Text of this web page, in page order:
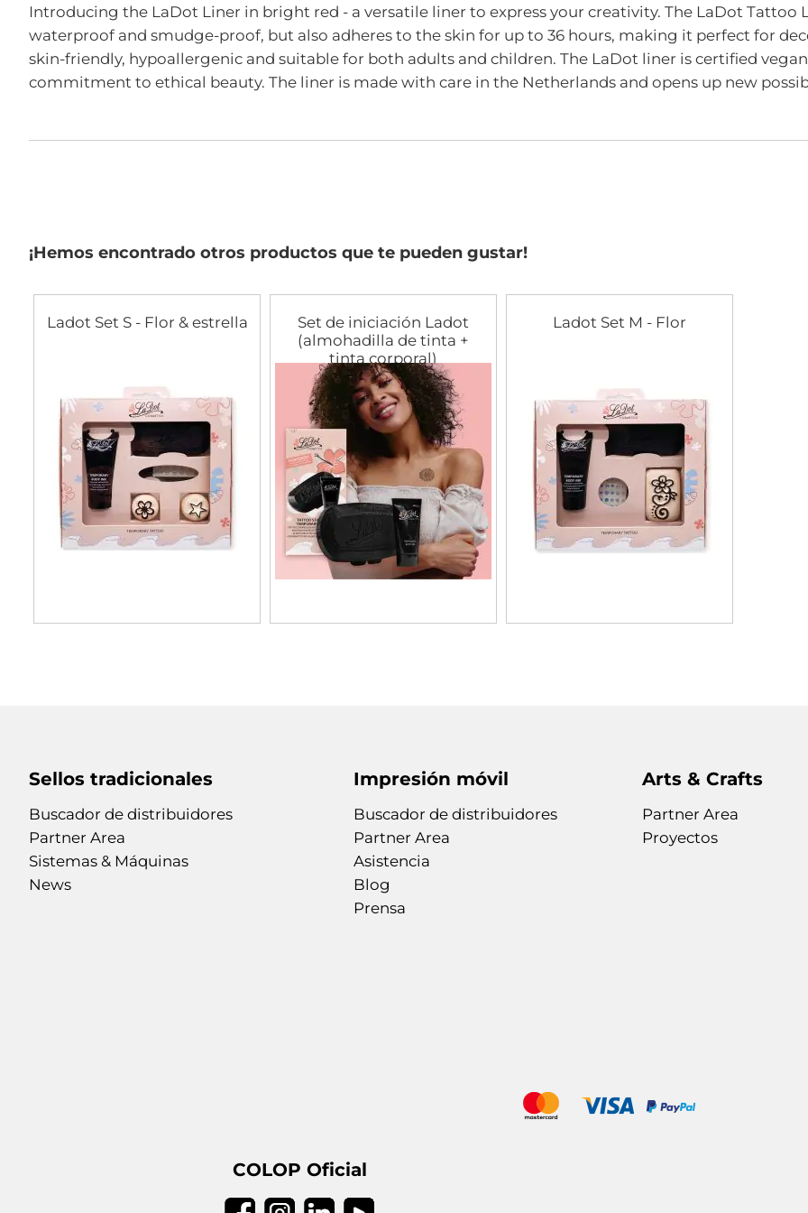
de
la
galería
imágenes
Introducing the LaDot Liner in bright red - a versatile liner to express your creativity. The LaDot
waterproof and smudge-proof, but also adheres to the skin for up to 36 hours, making it perfect for
skin-friendly, hypoallergenic and suitable for both adults and children. The LaDot liner is certified
commitment to ethical beauty. The liner is made with care in the Netherlands and opens up new
¡Hemos encontrado otros productos que te pueden gustar!
Ladot Set S - Flor & estrella
Set de iniciación Ladot
(almohadilla de tinta +
tinta corporal)
Ladot Set M - Flor
Sellos tradicionales
Buscador de distribuidores
Partner Area
Sistemas & Máquinas
News
Impresión móvil
Buscador de distribuidores
Partner Area
Asistencia
Blog
Prensa
Arts & Crafts
Partner Area
Proyectos
COLOP Oficial